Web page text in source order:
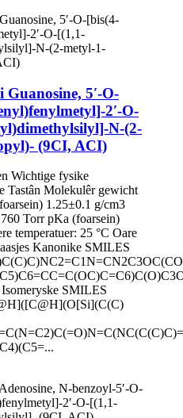
5′-O-
2′-O-
N-(2-
(9CI, ACI)
Wichtige fysike
Tastân Molekulêr gewicht
1.25±0.1 g/cm3
Torr pKa (foarsein)
temperatuer: 25 °C Oare
Kanonike SMILES
SMILES